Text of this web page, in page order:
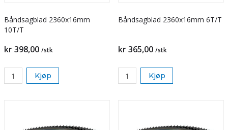
Båndsagblad 2360x16mm
10T/T
kr 398,00 /stk
Kjøp
Båndsagblad 2360x16mm 6T/T
kr 365,00 /stk
Kjøp